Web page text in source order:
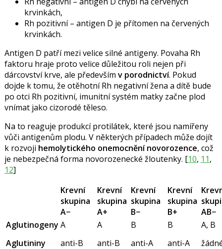
krvinkách,
Rh pozitivní – antigen D je přítomen na červených
krvinkách.
Antigen D patří mezi velice silné antigeny. Povaha Rh
faktoru hraje proto velice důležitou roli nejen při
dárcovství krve, ale především v porodnictví. Pokud
dojde k tomu, že otěhotní Rh negativní žena a dítě bude
po otci Rh pozitivní, imunitní systém matky začne plod
vnímat jako cizorodé těleso.
Na to reaguje produkcí protilátek, které jsou namířeny
vůči antigenům plodu. V některých případech může dojít
k rozvoji hemolytického onemocnění novorozence, což
je nebezpečná forma novorozenecké žloutenky. [10, 11,
12]
Krevní
skupina
A−
Krevní
skupina
A+
Krevní
skupina
B−
Krevní
skupina
B+
AB−
Aglutinogeny A A B B
A, B
Aglutininy
anti-B anti-B anti-A anti-A